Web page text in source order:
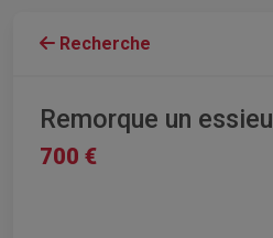
Recherche
Remorque un essieu
700 €